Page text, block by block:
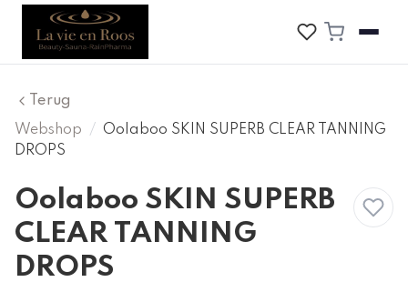
Terug
Webshop
/ Oolaboo SKIN SUPERB CLEAR TANNING
DROPS
Oolaboo SKIN SUPERB
CLEAR TANNING
DROPS